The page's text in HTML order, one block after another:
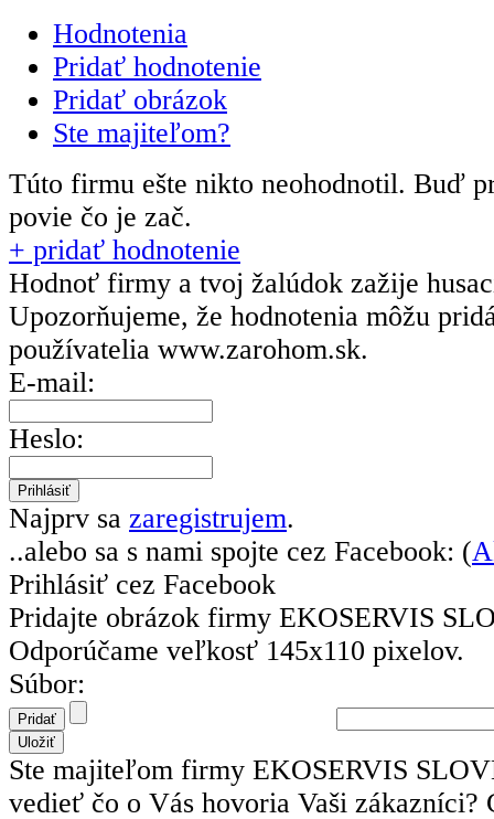
Hodnotenia
Pridať hodnotenie
Pridať obrázok
Ste majiteľom?
Túto firmu ešte nikto neohodnotil. Buď
povie čo je zač.
+ pridať hodnotenie
Hodnoť firmy a tvoj žalúdok zažije
Upozorňujeme, že hodnotenia môžu
používatelia www.zarohom.sk.
E-mail:
Heslo:
Najprv sa zaregistrujem.
..alebo sa s nami spojte cez Facebook: (
Prihlásiť cez Facebook
Pridajte obrázok firmy EKOSERVIS
Odporúčame veľkosť 145x110 pixelov.
Súbor:
Ste majiteľom firmy EKOSERVIS
vedieť čo o Vás hovoria Vaši zákazníci?